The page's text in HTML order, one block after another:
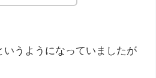
うようになっていましたが